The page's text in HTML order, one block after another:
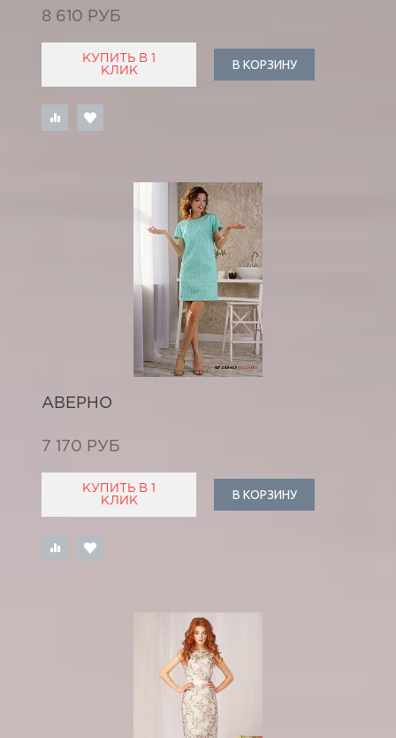
8 610 РУБ
КУПИТЬ В 1
КЛИК
В КОРЗИНУ
АВЕРНО
7 170 РУБ
КУПИТЬ В 1
КЛИК
В КОРЗИНУ